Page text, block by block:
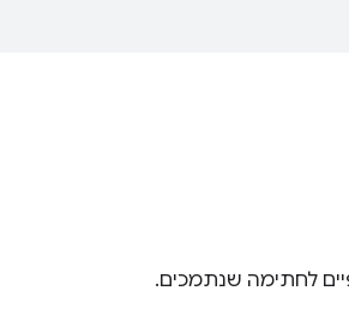
לחתימה שנתמכים.